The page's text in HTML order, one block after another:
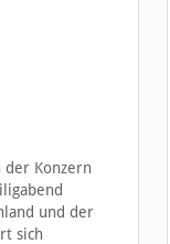
der Konzern
und der
sich